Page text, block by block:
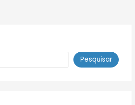
Pesquisar